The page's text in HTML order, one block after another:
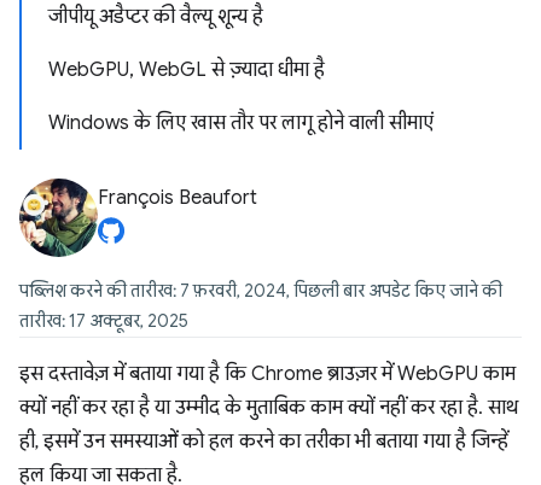
जीपीयू अडैप्टर की वैल्यू शून्य है
WebGPU, WebGL से ज़्यादा धीमा है
Windows के लिए खास तौर पर लागू होने वाली सीमाएं
François Beaufort
पब्लिश करने की तारीख: 7 फ़रवरी, 2024, पिछली बार अपडेट किए जाने की
तारीख: 17 अक्टूबर, 2025
इस दस्तावेज़ में बताया गया है कि Chrome ब्राउज़र में WebGPU काम
क्यों नहीं कर रहा है या उम्मीद के मुताबिक काम क्यों नहीं कर रहा है. साथ
ही, इसमें उन समस्याओं को हल करने का तरीका भी बताया गया है जिन्हें
हल किया जा सकता है.